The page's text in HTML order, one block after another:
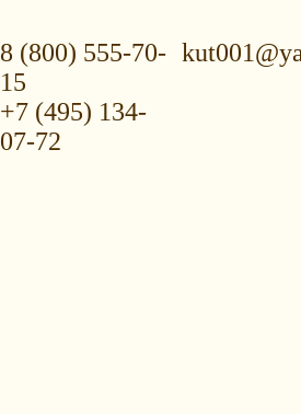
8 (800) 555-70-
15
+7 (495) 134-
07-72